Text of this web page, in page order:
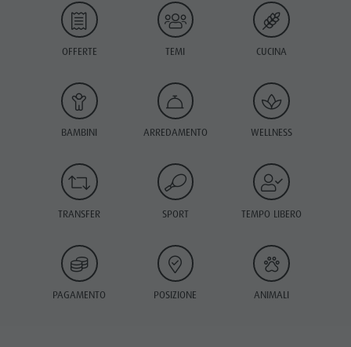
OFFERTE TEMI CUCINA
BAMBINI ARREDAMENTO WELLNESS
TRANSFER SPORT TEMPO LIBERO
PAGAMENTO POSIZIONE ANIMALI